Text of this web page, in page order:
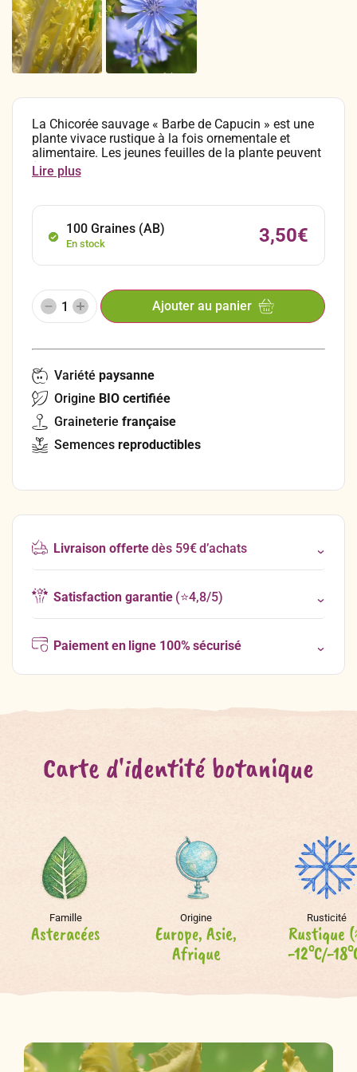
La Chicorée sauvage « Barbe de Capucin » est une
plante vivace rustique à la fois ornementale et
alimentaire. Les jeunes feuilles de la plante peuvent
être consommées en salades. Elle peut se récolter
en vert, mais pour obtenir de véritable « Barbes », il
les feuilles blanchies.
Lire plus
100 Graines (AB)
En stock 3,50€
Ajouter au panier
Variété paysanne
Origine BIO certifiée
Graineterie française
Semences reproductibles
Livraison offertedès 59€ d’achats
Satisfaction garantie(⭐4,8/5)
Paiement en ligne 100% sécurisé
Carte d'identité botanique
Famille
Asteracées
Origine
Europe, Asie,
Afrique
Rusticité
Rustique
-12°C/-